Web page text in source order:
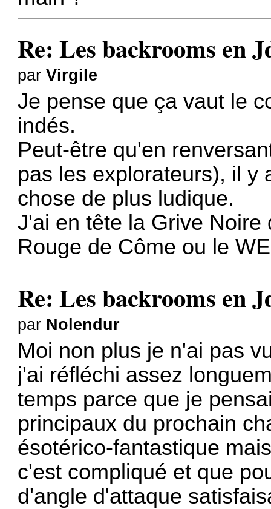
Re: Les backrooms en
parVirgile
Je pense que ça vaut le
indés.
Peut-être qu'en
pas les explorateurs), il y
chose de plus ludique.
J'ai en tête la Grive
Rouge de Côme ou le
Re: Les backrooms en
par Nolendur
Moi non plus je n'ai pas
j'ai réfléchi assez
temps parce que je
principaux du prochain
ésotérico-fantastique
c'est compliqué et que
d'angle d'attaque